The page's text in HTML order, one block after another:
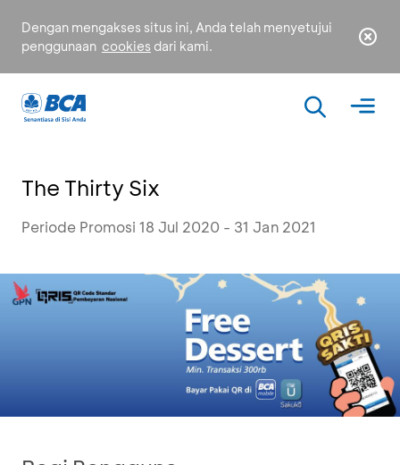
Dengan mengakses situs ini, Anda telah menyetujui
penggunaan cookies dari kami.
The Thirty Six
Periode Promosi 18 Jul 2020 - 31 Jan 2021